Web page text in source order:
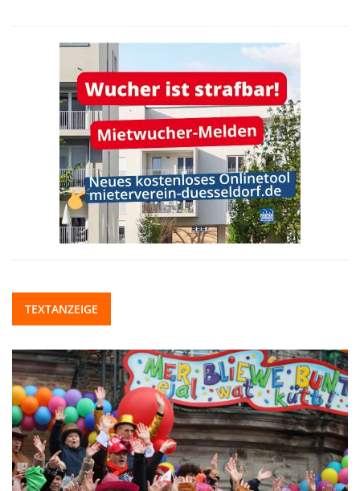
TEXTANZEIGE